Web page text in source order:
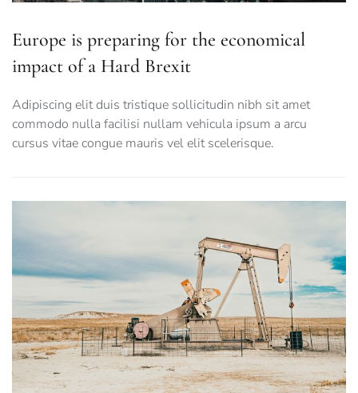
Europe is preparing for the economical
impact of a Hard Brexit
Adipiscing elit duis tristique sollicitudin nibh sit amet
commodo nulla facilisi nullam vehicula ipsum a arcu
cursus vitae congue mauris vel elit scelerisque.